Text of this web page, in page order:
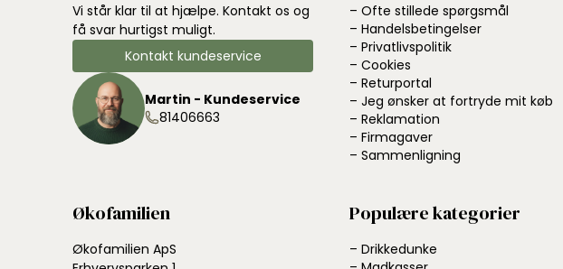
Vi står klar til at hjælpe. Kontakt os og
få svar hurtigst muligt.
Kontakt kundeservice
Martin - Kundeservice
81406663
– Ofte stillede spørgsmål
– Handelsbetingelser
– Privatlivspolitik
– Cookies
– Returportal
– Jeg ønsker at fortryde mit køb
– Reklamation
– Firmagaver
– Sammenligning
Økofamilien
Økofamilien ApS
Populære kategorier
– Drikkedunke